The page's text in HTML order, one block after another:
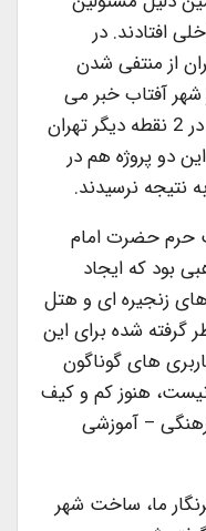
افتادند. در
از منتفی شدن
آفتاب خبر می
دهد، ولی مسئولان قول می دهند در 2 نقطه دیگر تهران
دو پروژه هم در
نتیجه نرسیدند.
حرم حضرت امام
بود که ایجاد
زنجیره ای و هتل
نظر گرفته شده برای این
های گوناگون
هنوز کم و کیف
– آموزشی
ما، ساخت شهر